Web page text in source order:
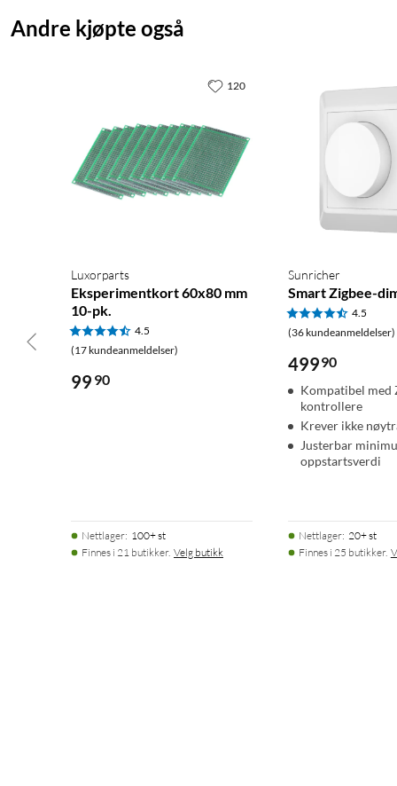
Andre kjøpte også
Luxorparts
Eksperimentkort 60x80 mm
10-pk.
4.5
(17 kundeanmeldelser)
99 90
Nettlager: 100+ st
Finnes i 21 butikker. Velg butikk
120
Sunricher
Smart Zigbee-
4.5
(36 kundeanmeldelser)
49990
Kompatibel med
kontrollere
Krever ikke
Justerbar
oppstartsverdi
Nettlager: 20+ st
Finnes i 25 butikker.